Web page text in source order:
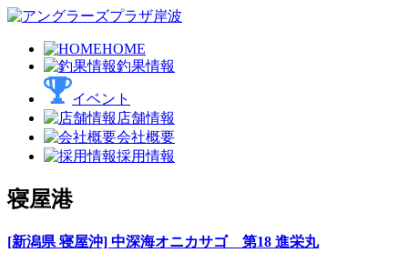
HOME
釣果情報
イベント
店舗情報
会社概要
採用情報
寝屋港
[新潟県 寝屋沖] 中深海オニカサゴ 第18 進栄丸